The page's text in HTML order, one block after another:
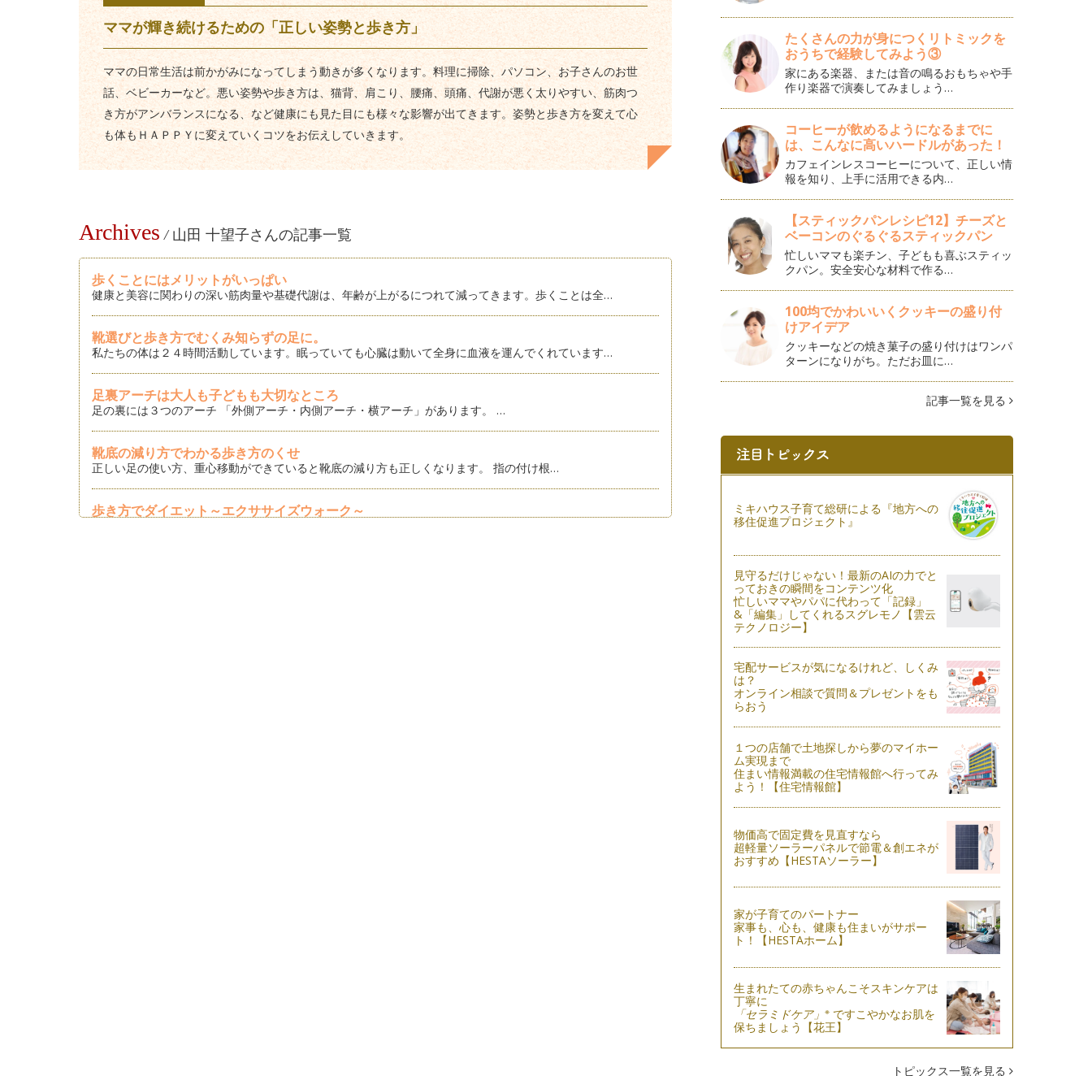
ママが輝き続けるための「正しい姿勢と歩き方」
ママの日常生活は前かがみになってしまう動きが多くなります。料理に掃除、パソコン、お子さんのお世
話、ベビーカーなど。悪い姿勢や歩き方は、猫背、肩こり、腰痛、頭痛、代謝が悪く太りやすい、筋肉つ
き方がアンバランスになる、など健康にも見た目にも様々な影響が出てきます。姿勢と歩き方を変えて心
も体もＨＡＰＰＹに変えていくコツをお伝えしていきます。
Archives / 山田 十望子さんの記事一覧
歩くことにはメリットがいっぱい
健康と美容に関わりの深い筋肉量や基礎代謝は、年齢が上がるにつれて減ってきます。歩くことは全…
靴選びと歩き方でむくみ知らずの足に。
私たちの体は２４時間活動しています。眠っていても心臓は動いて全身に血液を運んでくれています…
足裏アーチは大人も子どもも大切なところ
足の裏には３つのアーチ 「外側アーチ・内側アーチ・横アーチ」があります。 …
靴底の減り方でわかる歩き方のくせ
正しい足の使い方、重心移動ができていると靴底の減り方も正しくなります。 指の付け根…
歩き方でダイエット～エクササイズウォーク～
たくさんの力が身につくリトミックを
おうちで経験してみよう③
家にある楽器、または音の鳴るおもちゃや手
作り楽器で演奏してみましょう…
コーヒーが飲めるようになるまでに
は、こんなに高いハードルがあった！
カフェインレスコーヒーについて、正しい情
報を知り、上手に活用できる内…
【スティックパンレシピ12】チーズと
ベーコンのぐるぐるスティックパン
忙しいママも楽チン、子どもも喜ぶスティッ
クパン。安全安心な材料で作る…
100均でかわいいくクッキーの盛り付
けアイデア
クッキーなどの焼き菓子の盛り付けはワンパ
ターンになりがち。ただお皿に…
記事一覧を見る
ミキハウス子育て総研による『地方への
移住促進プロジェクト』
見守るだけじゃない！最新のAIの力でと
っておきの瞬間をコンテンツ化
忙しいママやパパに代わって「記録」
&「編集」してくれるスグレモノ【雲云
テクノロジー】
宅配サービスが気になるけれど、しくみ
は？
オンライン相談で質問＆プレゼントをも
らおう
１つの店舗で土地探しから夢のマイホー
ム実現まで
住まい情報満載の住宅情報館へ行ってみ
よう！【住宅情報館】
物価高で固定費を見直すなら
超軽量ソーラーパネルで節電＆創エネが
おすすめ【HESTAソーラー】
家が子育てのパートナー
家事も、心も、健康も住まいがサポー
ト！【HESTAホーム】
生まれたての赤ちゃんこそスキンケアは
丁寧に
「セラミドケア」 ※ですこやかなお肌を
保ちましょう【花王】
トピックス一覧を見る